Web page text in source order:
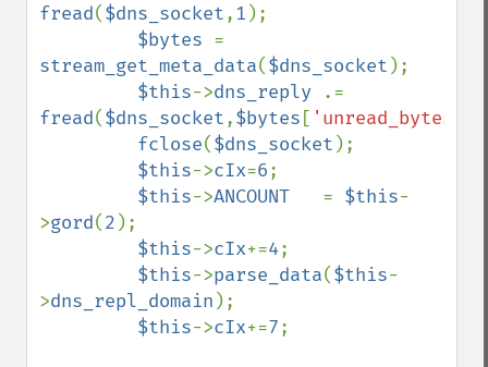
fread($dns_socket,1 );
$bytes
stream_get_meta_data($dns_socket );
$this->dns_reply
fread($dns_socket,$bytes [ 'unread_bytes'
fclose($dns_socket );
$this->cIx=6;
$this->ANCOUNT = $this-
>gord(2 );
$this->cIx+=4;
$this->parse_data($this-
>dns_repl_domain );
$this->cIx+=7;